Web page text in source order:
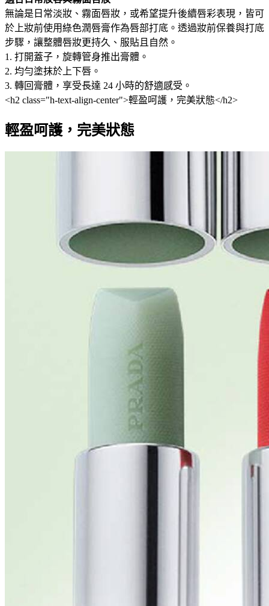
無論是日常淡妝、霧面唇妝，或希望提升後續唇彩表現，皆可
於上妝前使用綠色潤唇膏作為唇部打底。透過妝前保養與打底
步驟，讓整體唇妝更持久、服貼且自然。
1. 打開蓋子，旋轉管身推出膏體。
2. 均勻塗抹於上下唇。
3. 轉回膏體，享受長達 24 小時的舒適感受。
<h2 class="h-text-align-center">輕盈呵護，完美狀態</h2>
輕盈呵護，完美狀態